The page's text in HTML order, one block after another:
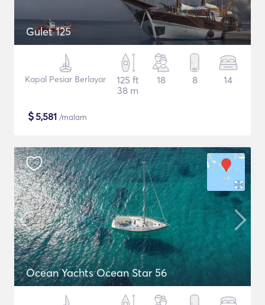
Gulet 125
Kapal Pesiar Berlayar
125 ft
38 m
18 8 14
$5,581 /malam
Ocean Yachts Ocean Star 56